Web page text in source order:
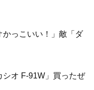
かっこいい！」敵「ダ
オ F-91W」買ったぜ